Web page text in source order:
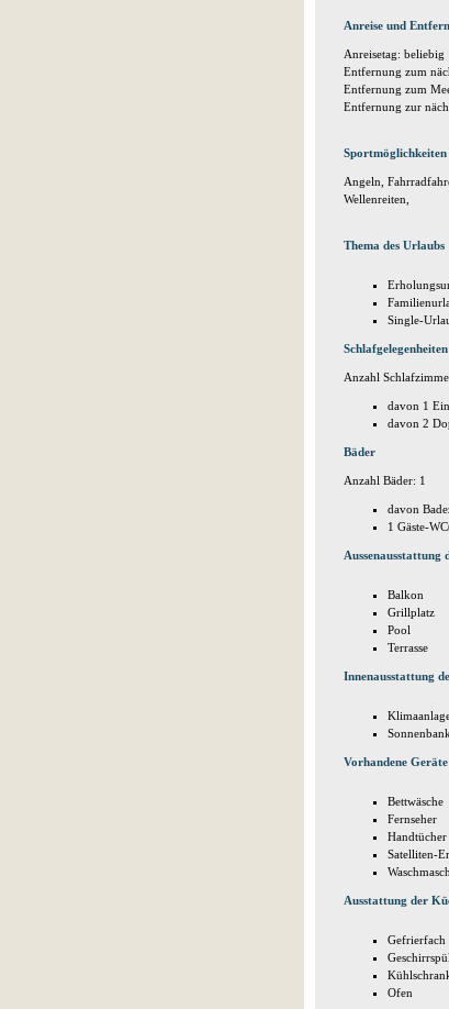
Anreise und
Anreisetag: beliebig
Entfernung zum
Entfernung zum
Entfernung zur
Angeln,
Wellenreiten,
Thema des Urlaubs
Single-
Anzahl
davon 1
davon 2
Bäder
Anzahl Bäder: 1
davon
1 Gäste-
Aussenausstattung
Balkon
Grillplatz
Pool
Terrasse
Innenausstattung
Sonnenbank
Vorhandene
Bettwäsche
Fernseher
Handtücher
Satelliten-
Ausstattung der
Gefrierfach
Ofen